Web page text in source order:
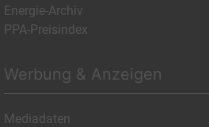
Energie-Archiv
PPA-Preisindex
Werbung & Anzeigen
Mediadaten